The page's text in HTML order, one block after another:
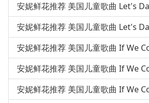
安妮鲜花推荐 美国儿童歌曲 Let's